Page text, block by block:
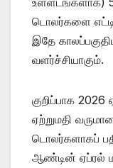
டொலர்களை
இதே
வளர்ச்சியாகும்.
குறிப்பாக
ஏற்றுமதி
டொலர்களாகப்
ஆண்டின் ஏப்ரல்